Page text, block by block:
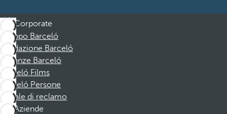
Corporate
Gruppo Barceló
Fondazione Barceló
Vacanze Barceló
Barceló Films
Barceló Persone
Canale di reclamo
Aziende